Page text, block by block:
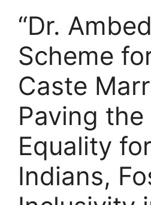
“Dr.
Scheme
Caste
Paving
Equality for
Indians,